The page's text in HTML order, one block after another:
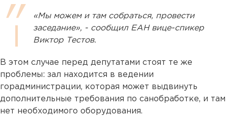
«Мы можем и там собраться, провести
заседание», - сообщил ЕАН вице-спикер
Виктор Тестов.
В этом случае перед депутатами стоят те же
проблемы: зал находится в ведении
горадминистрации, которая может выдвинуть
дополнительные требования по санобработке, и там
нет необходимого оборудования.